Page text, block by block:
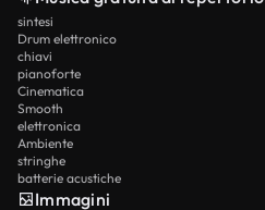
sintesi
Drum elettronico
chiavi
pianoforte
Cinematica
Smooth
elettronica
Ambiente
stringhe
batterie acustiche
Immagini